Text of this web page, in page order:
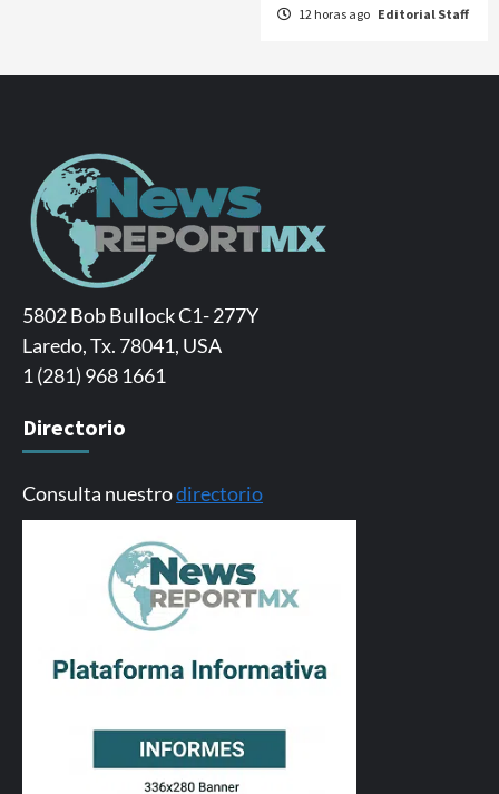
12 horas ago Editorial Staff
5802 Bob Bullock C1- 277Y
Laredo, Tx. 78041, USA
1 (281) 968 1661
Directorio
Consulta nuestrodirectorio